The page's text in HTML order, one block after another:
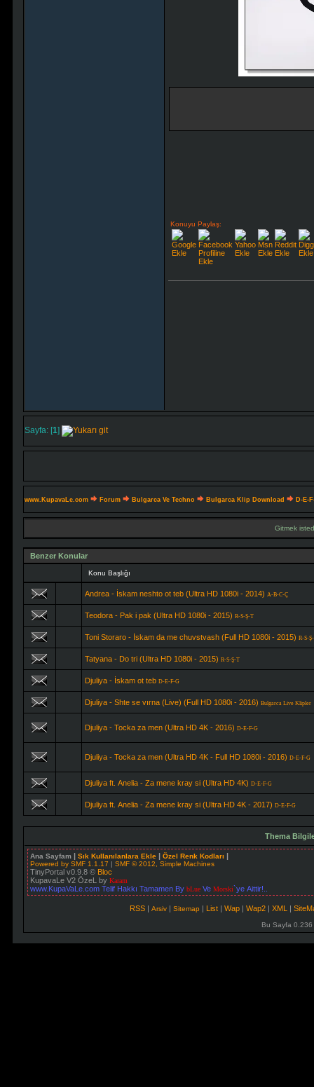
Konuyu Paylaş:
Sayfa: [1]
www.KupavaLe.com Forum Bulgarca Ve Techno Bulgarca Klip Download D-E-
Gitmek
Benzer Konular
Konu Başlığı
Andrea - İskam neshto ot teb (Ultra HD 1080i - 2014) A-B-C-Ç
Teodora - Pak i pak (Ultra HD 1080i - 2015) R-S-Ş-T
Toni Storaro - İskam da me chuvstvash (Full HD 1080i - 2015) R-S-
Tatyana - Do tri (Ultra HD 1080i - 2015) R-S-Ş-T
Djuliya - İskam ot teb D-E-F-G
Djuliya - Shte se vırna (Live) (Full HD 1080i - 2016) Bulgarca Live Klipler
Djuliya - Tocka za men (Ultra HD 4K - 2016) D-E-F-G
Djuliya - Tocka za men (Ultra HD 4K - Full HD 1080i - 2016) D-E-F-G
Djuliya ft. Anelia - Za mene kray si (Ultra HD 4K) D-E-F-G
Djuliya ft. Anelia - Za mene kray si (Ultra HD 4K - 2017) D-E-F-G
Thema
Ana Sayfam | Sık Kullanılanlara Ekle | Özel Renk Kodları |
Powered by SMF 1.1.17 | SMF © 2012, Simple Machines
TinyPortal v0.9.8 © Bloc
KupavaLe V2 ÖzeL by Karam
www.KupaVaLe.com Telif Hakkı Tamamen By bLueVe Morski`ye Aittir!..
RSS | Arsiv | Sitemap | List | Wap | Wap2 | XML |
Bu Sayfa